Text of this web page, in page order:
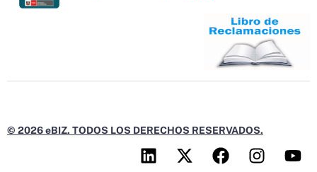
© 2026 eBIZ. TODOS LOS DERECHOS RESERVADOS.
L
i
X
-
F
a
I
n
Y
o